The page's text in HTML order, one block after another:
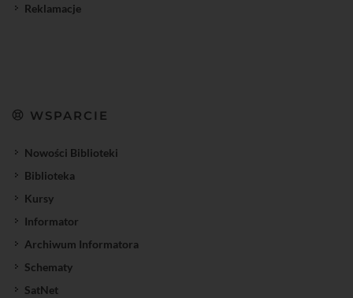
Reklamacje
WSPARCIE
Nowości Biblioteki
Biblioteka
Kursy
Informator
Archiwum Informatora
Schematy
SatNet